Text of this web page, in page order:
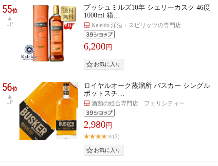
55位
UP
ブッシュミルズ10年 シェリーカスク 46度
1000ml 箱…
Kaleido 洋酒・スピリッツの専門店
6,200円
56位
UP
ロイヤルオーク蒸溜所 バスカー シングル
ポットスチ…
酒類の総合専門店 フェリシティー
2,980円
(2)